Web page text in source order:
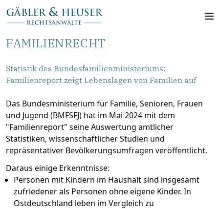
FAMILIENRECHT
Statistik des Bundesfamilienministeriums:
Familienreport zeigt Lebenslagen von Familien auf
Das Bundesministerium für Familie, Senioren, Frauen
und Jugend (BMFSFJ) hat im Mai 2024 mit dem
"Familienreport" seine Auswertung amtlicher
Statistiken, wissenschaftlicher Studien und
repräsentativer Bevölkerungsumfragen veröffentlicht.
Daraus einige Erkenntnisse:
Personen mit Kindern im Haushalt sind insgesamt
zufriedener als Personen ohne eigene Kinder. In
Ostdeutschland leben im Vergleich zu